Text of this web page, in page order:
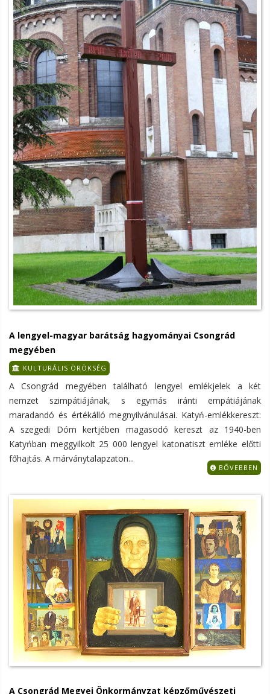
A lengyel-magyar barátság hagyományai Csongrád
megyében
KULTURÁLIS ÖRÖKSÉG
A Csongrád megyében található lengyel emlékjelek a két
nemzet szimpátiájának, s egymás iránti empátiájának
maradandó és értékálló megnyilvánulásai. Katyń-emlékkereszt:
A szegedi Dóm kertjében magasodó kereszt az 1940-ben
Katyńban meggyilkolt 25 000 lengyel katonatiszt emléke előtti
főhajtás. A márványtalapzaton...
BŐVEBBEN
A Csongrád Megyei Önkormányzat képzőművészeti